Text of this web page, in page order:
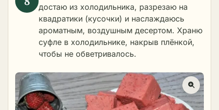
достаю из холодильника, разрезаю на
квадратики (кусочки) и наслаждаюсь
ароматным, воздушным десертом. Храню
суфле в холодильнике, накрыв плёнкой,
чтобы не обветривалось.